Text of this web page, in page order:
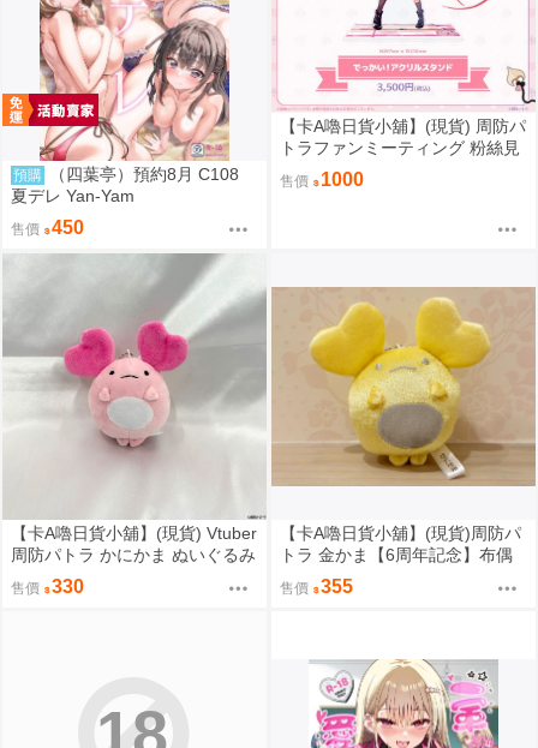
預購
（四葉亭）預約8月 C108
夏デレ Yan-Yam
售價 450
【卡A嚕日貨小舖】(現貨) 周防パ
トラファンミーティング 粉絲見
面會『パトラのわんちゃん大集
合』でっかい！！アクリルスタ
售價 1000
【卡A嚕日貨小舖】(現貨) Vtuber
周防パトラ かにかま ぬいぐるみ
キーホルダー 布偶鑰匙圈
售價 330
【卡A嚕日貨小舖】(現貨)周防パ
トラ 金かま【6周年記念】布偶
售價 355